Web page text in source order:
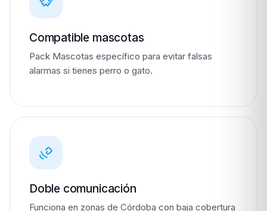
Compatible mascotas
Pack Mascotas específico para evitar falsas
alarmas si tienes perro o gato.
Doble comunicación
Funciona en zonas de Córdoba con baja cobertura